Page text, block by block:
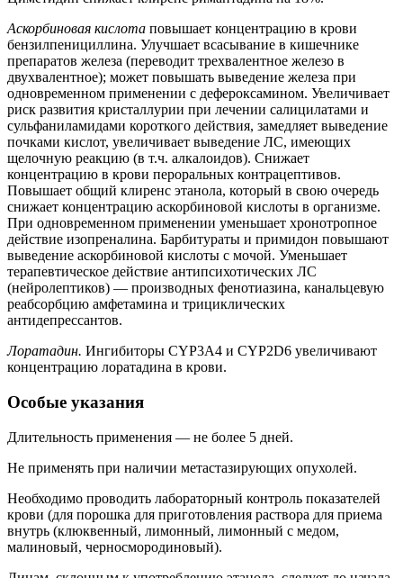
Аскорбиновая кислота повышает концентрацию в крови
бензилпенициллина. Улучшает всасывание в кишечнике
препаратов железа (переводит трехвалентное железо в
двухвалентное); может повышать выведение железа при
одновременном применении с дефероксамином. Увеличивает
риск развития кристаллурии при лечении салицилатами и
сульфаниламидами короткого действия, замедляет выведение
почками кислот, увеличивает выведение ЛС, имеющих
щелочную реакцию (в т.ч. алкалоидов). Снижает
концентрацию в крови пероральных контрацептивов.
Повышает общий клиренс этанола, который в свою очередь
снижает концентрацию аскорбиновой кислоты в организме.
При одновременном применении уменьшает хронотропное
действие изопреналина. Барбитураты и примидон повышают
выведение аскорбиновой кислоты с мочой. Уменьшает
терапевтическое действие антипсихотических ЛС
(нейролептиков) — производных фенотиазина, канальцевую
реабсорбцию амфетамина и трициклических
антидепрессантов.
Лоратадин. Ингибиторы CYP3A4 и CYP2D6 увеличивают
концентрацию лоратадина в крови.
Особые указания
Длительность применения — не более 5 дней.
Не применять при наличии метастазирующих опухолей.
Необходимо проводить лабораторный контроль показателей
крови (для порошка для приготовления раствора для приема
внутрь (клюквенный, лимонный, лимонный с медом,
малиновый, черносмородиновый).